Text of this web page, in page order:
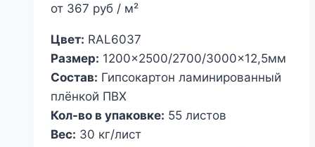
от 367 руб / м²
Цвет: RAL6037
Размер: 1200×2500/2700/3000×12,5мм
Состав: Гипсокартон ламинированный
плёнкой ПВХ
Кол-во в упаковке: 55 листов
Вес: 30 кг/лист